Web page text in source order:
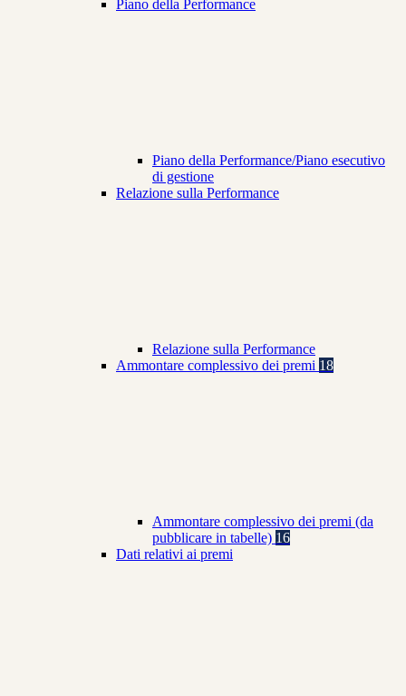
Piano della Performance
Piano della Performance/Piano esecutivo
di gestione
Relazione sulla Performance
Relazione sulla Performance
Ammontare complessivo dei premi 18
Ammontare complessivo dei premi (da
pubblicare in tabelle) 16
Dati relativi ai premi